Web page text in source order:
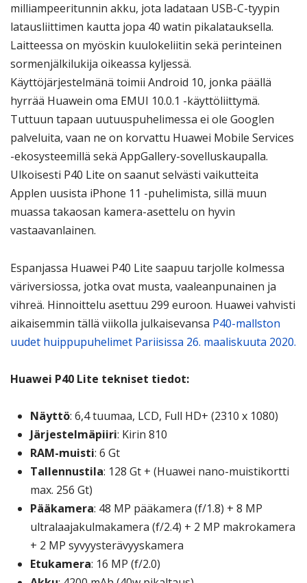
milliampeeritunnin akku, jota ladataan USB-C-tyypin
latausliittimen kautta jopa 40 watin pikalatauksella.
Laitteessa on myöskin kuulokeliitin sekä perinteinen
sormenjälkilukija oikeassa kyljessä.
Käyttöjärjestelmänä toimii Android 10, jonka päällä
hyrrää Huawein oma EMUI 10.0.1 -käyttöliittymä.
Tuttuun tapaan uutuuspuhelimessa ei ole Googlen
palveluita, vaan ne on korvattu Huawei Mobile Services
-ekosysteemillä sekä AppGallery-sovelluskaupalla.
Ulkoisesti P40 Lite on saanut selvästi vaikutteita
Applen uusista iPhone 11 -puhelimista, sillä muun
muassa takaosan kamera-asettelu on hyvin
vastaavanlainen.
Espanjassa Huawei P40 Lite saapuu tarjolle kolmessa
väriversiossa, jotka ovat musta, vaaleanpunainen ja
vihreä. Hinnoittelu asettuu 299 euroon. Huawei vahvisti
aikaisemmin tällä viikolla julkaisevansa P40-mallston
uudet huippupuhelimet Pariisissa 26. maaliskuuta 2020.
Huawei P40 Lite tekniset tiedot:
Näyttö: 6,4 tuumaa, LCD, Full HD+ (2310 x 1080)
Järjestelmäpiiri: Kirin 810
RAM-muisti: 6 Gt
Tallennustila: 128 Gt + (Huawei nano-muistikortti
max. 256 Gt)
Pääkamera: 48 MP pääkamera (f/1.8) + 8 MP
ultralaajakulmakamera (f/2.4) + 2 MP makrokamera
+ 2 MP syvyysterävyyskamera
Etukamera: 16 MP (f/2.0)